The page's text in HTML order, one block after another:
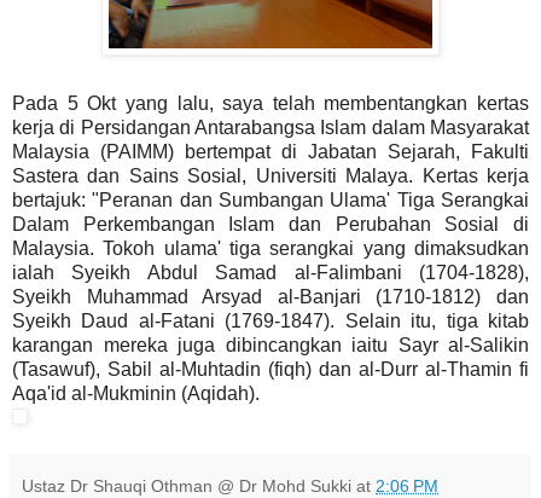
Pada 5 Okt yang lalu, saya telah membentangkan kertas
kerja di Persidangan Antarabangsa Islam dalam Masyarakat
Malaysia (PAIMM) bertempat di Jabatan Sejarah, Fakulti
Sastera dan Sains Sosial, Universiti Malaya. Kertas kerja
bertajuk: "Peranan dan Sumbangan Ulama' Tiga Serangkai
Dalam Perkembangan Islam dan Perubahan Sosial di
Malaysia. Tokoh ulama' tiga serangkai yang dimaksudkan
ialah Syeikh Abdul Samad al-Falimbani (1704-1828),
Syeikh Muhammad Arsyad al-Banjari (1710-1812) dan
Syeikh Daud al-Fatani (1769-1847). Selain itu, tiga kitab
karangan mereka juga dibincangkan iaitu Sayr al-Salikin
(Tasawuf), Sabil al-Muhtadin (fiqh) dan al-Durr al-Thamin fi
Aqa'id al-Mukminin (Aqidah).
Ustaz Dr Shauqi Othman @ Dr Mohd Sukki at 2:06 PM